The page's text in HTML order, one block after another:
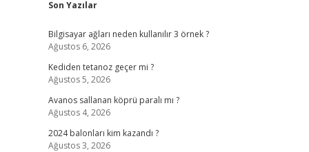
Son Yazılar
Bilgisayar ağları neden kullanılır 3 örnek ?
Ağustos 6, 2026
Kediden tetanoz geçer mi ?
Ağustos 5, 2026
Avanos sallanan köprü paralı mı ?
Ağustos 4, 2026
2024 balonları kim kazandı ?
Ağustos 3, 2026